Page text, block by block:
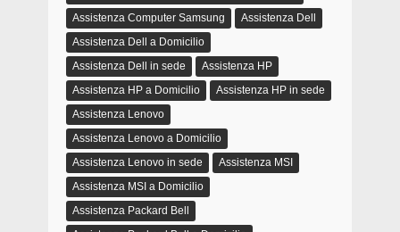
Assistenza Computer Samsung
Assistenza Dell
Assistenza Dell a Domicilio
Assistenza Dell in sede
Assistenza HP
Assistenza HP a Domicilio
Assistenza HP in sede
Assistenza Lenovo
Assistenza Lenovo a Domicilio
Assistenza Lenovo in sede
Assistenza MSI
Assistenza MSI a Domicilio
Assistenza Packard Bell